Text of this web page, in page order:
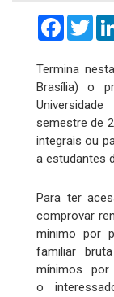
Termina
Brasília) o
semestre de
integrais ou
a estudantes
Para ter
comprovar
mínimo por
familiar
mínimos
o